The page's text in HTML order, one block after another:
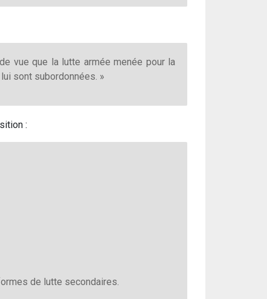
vue que la lutte armée menée pour la
sont subordonnées. »
:
de lutte secondaires.